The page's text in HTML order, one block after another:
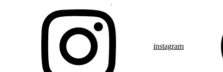
instagram